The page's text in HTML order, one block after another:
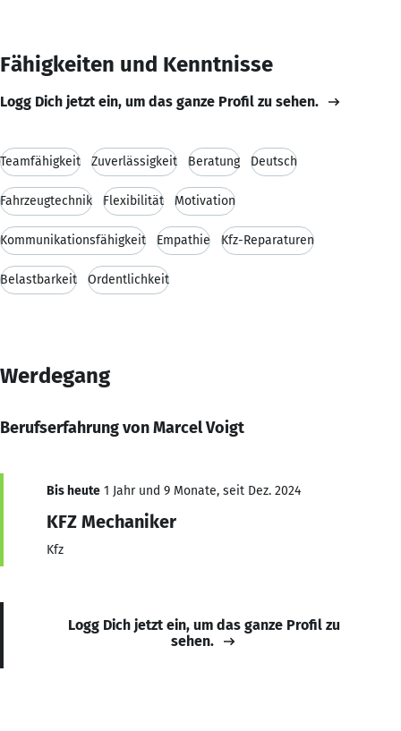
Fähigkeiten und Kenntnisse
Logg Dich jetzt ein, um das ganze Profil zu sehen.
Teamfähigkeit Zuverlässigkeit Beratung Deutsch
Fahrzeugtechnik Flexibilität Motivation
Kommunikationsfähigkeit Empathie Kfz-Reparaturen
Belastbarkeit Ordentlichkeit
Werdegang
Berufserfahrung von Marcel Voigt
Bis heute 1 Jahr und 9 Monate, seit Dez. 2024
KFZ Mechaniker
Kfz
Logg Dich jetzt ein, um das ganze Profil zu
sehen.